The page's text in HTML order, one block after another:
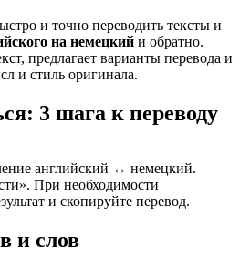
и точно переводить тексты и
на немецкий и обратно.
предлагает варианты перевода и
и стиль оригинала.
3 шага к переводу
английский ↔ немецкий.
При необходимости
и скопируйте перевод.
и слов